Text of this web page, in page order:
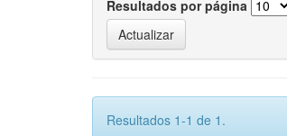
Resultados por página
Resultados 1-1 de 1.